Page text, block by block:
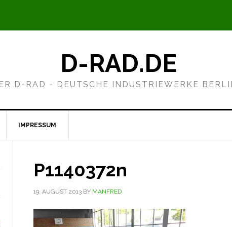
D-RAD.DE
D-RAD - DEUTSCHE INDUSTRIEWERKE
IMPRESSUM
P1140372n
19. AUGUST 2013 BY MANFRED